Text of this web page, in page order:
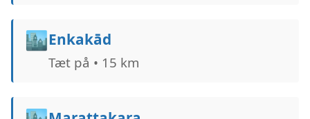
🏙️Enkakād
Tæt på • 15 km